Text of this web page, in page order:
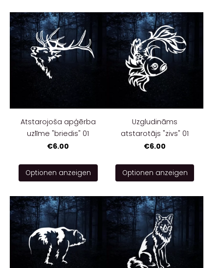
Atstarojoša apģērba
uzlīme "briedis" 01
€6.00
Optionen anzeigen
Uzgludināms
atstarotājs "zivs" 01
€6.00
Optionen anzeigen